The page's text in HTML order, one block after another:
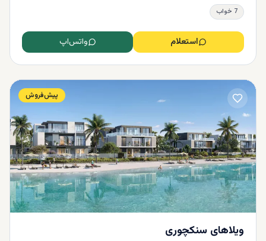
7 خواب
استعلام واتس‌اپ
پیش‌فروش
ویلاهای سنکچوری